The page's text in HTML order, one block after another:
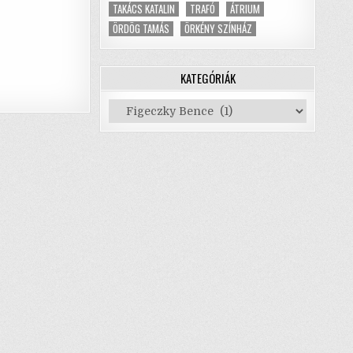
TAKÁCS KATALIN
TRAFÓ
ÁTRIUM
ÖRDÖG TAMÁS
ÖRKÉNY SZÍNHÁZ
KATEGÓRIÁK
Kategóriák